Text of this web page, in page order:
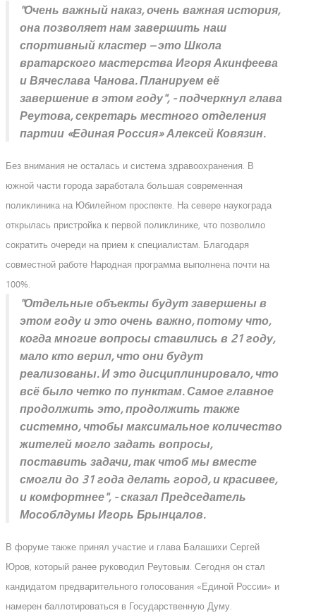
"Очень важный наказ, очень важная история,
она позволяет нам завершить наш
спортивный кластер – это Школа
вратарского мастерства Игоря Акинфеева
и Вячеслава Чанова. Планируем её
завершение в этом году", - подчеркнул глава
Реутова, секретарь местного отделения
партии «Единая Россия» Алексей Ковязин.
Без внимания не осталась и система здравоохранения. В
южной части города заработала большая современная
поликлиника на Юбилейном проспекте. На севере наукограда
открылась пристройка к первой поликлинике, что позволило
сократить очереди на прием к специалистам. Благодаря
совместной работе Народная программа выполнена почти на
100%.
"Отдельные объекты будут завершены в
этом году и это очень важно, потому что,
когда многие вопросы ставились в 21 году,
мало кто верил, что они будут
реализованы. И это дисциплинировало, что
всё было четко по пунктам.Самое главное
продолжить это, продолжить также
системно, чтобы максимальное количество
жителей могло задать вопросы,
поставить задачи, так чтоб мы вместе
смогли до 31 года делать город, и красивее,
и комфортнее", - сказал Председатель
Мособлдумы Игорь Брынцалов.
В форуме также принял участие и глава Балашихи Сергей
Юров, который ранее руководил Реутовым. Сегодня он стал
кандидатом предварительного голосования «Единой России» и
намерен баллотироваться в Государственную Думу.